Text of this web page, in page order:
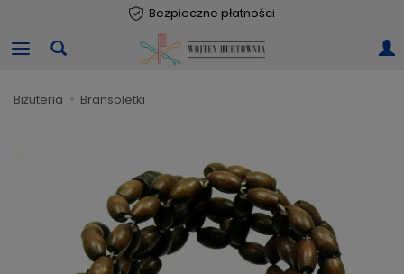
Bezpieczne płatności
biżuteria bransoletki